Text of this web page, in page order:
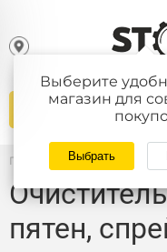
Выберите
магазин для
Выбрать
Главная / Каталог
пятен,